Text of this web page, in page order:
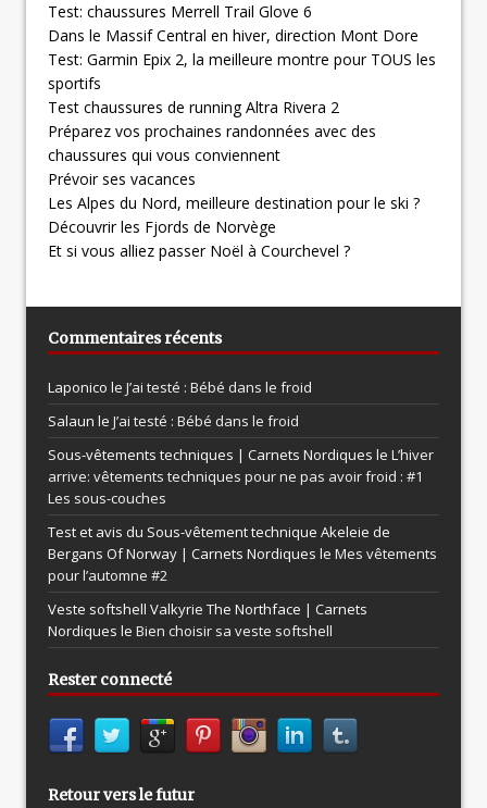
Test: chaussures Merrell Trail Glove 6
Dans le Massif Central en hiver, direction Mont Dore
Test: Garmin Epix 2, la meilleure montre pour TOUS les
sportifs
Test chaussures de running Altra Rivera 2
Préparez vos prochaines randonnées avec des
chaussures qui vous conviennent
Prévoir ses vacances
Les Alpes du Nord, meilleure destination pour le ski ?
Découvrir les Fjords de Norvège
Et si vous alliez passer Noël à Courchevel ?
Commentaires récents
Laponico le J’ai testé : Bébé dans le froid
Salaun le J’ai testé : Bébé dans le froid
Sous-vêtements techniques | Carnets Nordiques le L’hiver
arrive: vêtements techniques pour ne pas avoir froid : #1
Les sous-couches
Test et avis du Sous-vêtement technique Akeleie de
Bergans Of Norway | Carnets Nordiques le Mes vêtements
pour l’automne #2
Veste softshell Valkyrie The Northface | Carnets
Nordiques le Bien choisir sa veste softshell
Rester connecté
Retour vers le futur